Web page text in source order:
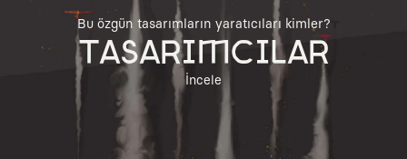
Bu özgün tasarımların yaratıcıları kimler?
TASARIMCILAR
İncele